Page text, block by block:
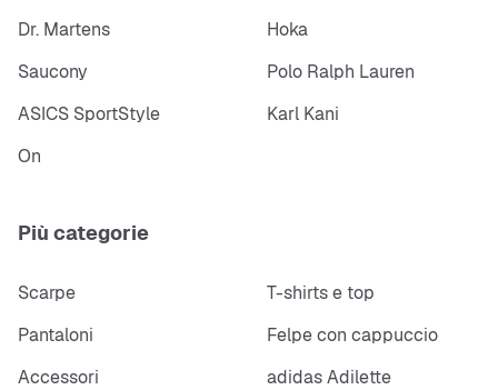
Dr. Martens
Hoka
Saucony
Polo Ralph Lauren
ASICS SportStyle
Karl Kani
On
Più categorie
Scarpe
T-shirts e top
Pantaloni
Felpe con cappuccio
Accessori
adidas Adilette